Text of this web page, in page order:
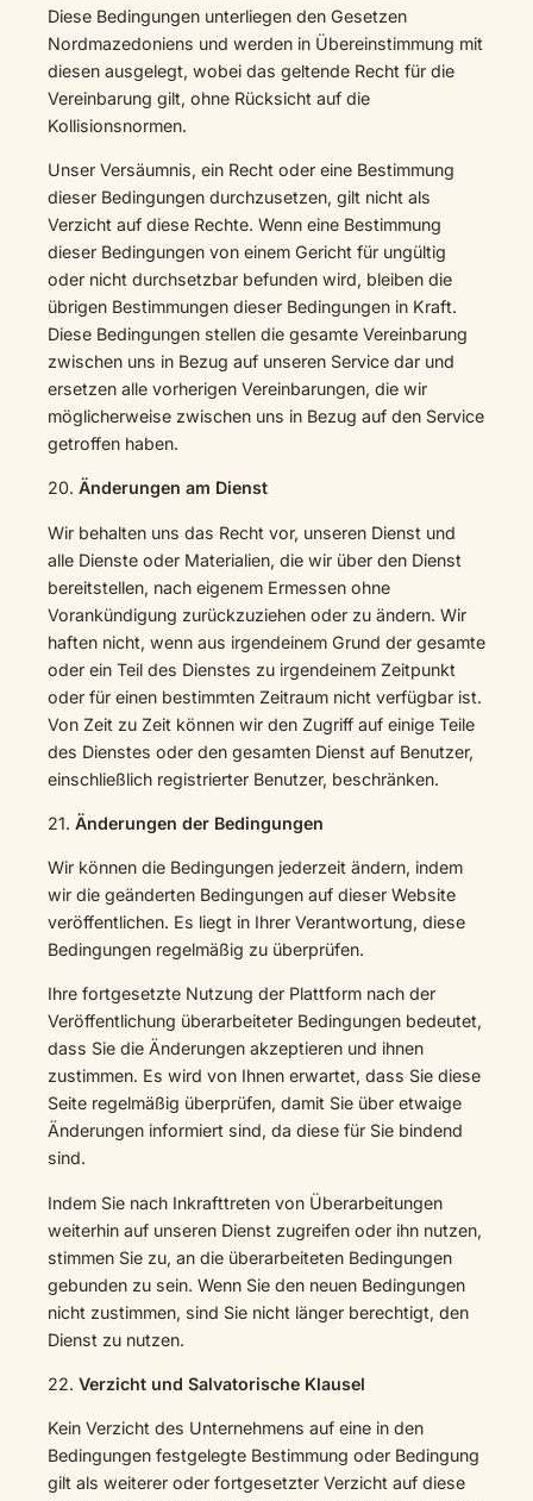
Diese Bedingungen unterliegen den Gesetzen
Nordmazedoniens und werden in Übereinstimmung mit
diesen ausgelegt, wobei das geltende Recht für die
Vereinbarung gilt, ohne Rücksicht auf die
Kollisionsnormen.
Unser Versäumnis, ein Recht oder eine Bestimmung
dieser Bedingungen durchzusetzen, gilt nicht als
Verzicht auf diese Rechte. Wenn eine Bestimmung
dieser Bedingungen von einem Gericht für ungültig
oder nicht durchsetzbar befunden wird, bleiben die
übrigen Bestimmungen dieser Bedingungen in Kraft.
Diese Bedingungen stellen die gesamte Vereinbarung
zwischen uns in Bezug auf unseren Service dar und
ersetzen alle vorherigen Vereinbarungen, die wir
möglicherweise zwischen uns in Bezug auf den Service
getroffen haben.
20. Änderungen am Dienst
Wir behalten uns das Recht vor, unseren Dienst und
alle Dienste oder Materialien, die wir über den Dienst
bereitstellen, nach eigenem Ermessen ohne
Vorankündigung zurückzuziehen oder zu ändern. Wir
haften nicht, wenn aus irgendeinem Grund der gesamte
oder ein Teil des Dienstes zu irgendeinem Zeitpunkt
oder für einen bestimmten Zeitraum nicht verfügbar ist.
Von Zeit zu Zeit können wir den Zugriff auf einige Teile
des Dienstes oder den gesamten Dienst auf Benutzer,
einschließlich registrierter Benutzer, beschränken.
21. Änderungen der Bedingungen
Wir können die Bedingungen jederzeit ändern, indem
wir die geänderten Bedingungen auf dieser Website
veröffentlichen. Es liegt in Ihrer Verantwortung, diese
Bedingungen regelmäßig zu überprüfen.
Ihre fortgesetzte Nutzung der Plattform nach der
Veröffentlichung überarbeiteter Bedingungen bedeutet,
dass Sie die Änderungen akzeptieren und ihnen
zustimmen. Es wird von Ihnen erwartet, dass Sie diese
Seite regelmäßig überprüfen, damit Sie über etwaige
Änderungen informiert sind, da diese für Sie bindend
sind.
Indem Sie nach Inkrafttreten von Überarbeitungen
weiterhin auf unseren Dienst zugreifen oder ihn nutzen,
stimmen Sie zu, an die überarbeiteten Bedingungen
gebunden zu sein. Wenn Sie den neuen Bedingungen
nicht zustimmen, sind Sie nicht länger berechtigt, den
Dienst zu nutzen.
22. Verzicht und Salvatorische Klausel
Kein Verzicht des Unternehmens auf eine in den
Bedingungen festgelegte Bestimmung oder Bedingung
gilt als weiterer oder fortgesetzter Verzicht auf diese